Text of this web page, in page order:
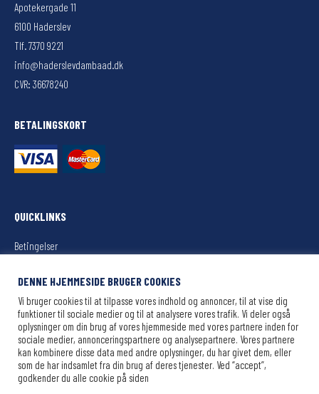
Apotekergade 11
6100 Haderslev
Tlf. 7370 9221
info@haderslevdambaad.dk
CVR: 36678240
BETALINGSKORT
QUICKLINKS
Betingelser
Køb din billet her
Sejlplan/billetter
Oplevelser
DENNE HJEMMESIDE BRUGER COOKIES
Vi bruger cookies til at tilpasse vores indhold og annoncer, til at vise dig
funktioner til sociale medier og til at analysere vores trafik. Vi deler også
oplysninger om din brug af vores hjemmeside med vores partnere inden for
sociale medier, annonceringspartnere og analysepartnere. Vores partnere
kan kombinere disse data med andre oplysninger, du har givet dem, eller
som de har indsamlet fra din brug af deres tjenester. Ved “accept”,
godkender du alle cookie på siden